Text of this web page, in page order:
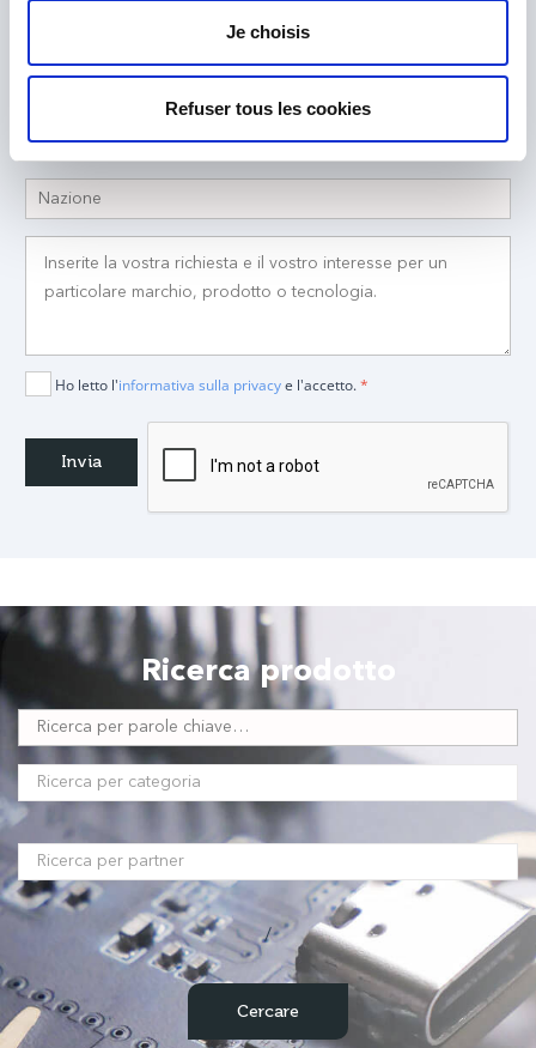
Je choisis
Refuser tous les cookies
Ho letto l'informativa sulla privacye l'accetto.*
Ricerca prodotto
/